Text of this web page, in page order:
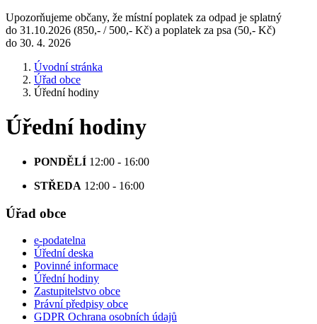
Upozorňujeme občany, že místní poplatek za odpad je splatný
do 31.10.2026 (850,- / 500,- Kč) a poplatek za psa (50,- Kč)
do 30. 4. 2026
Úvodní stránka
Úřad obce
Úřední hodiny
Úřední hodiny
PONDĚLÍ 12:00 - 16:00
STŘEDA 12:00 - 16:00
Úřad obce
e-podatelna
Úřední deska
Povinné informace
Úřední hodiny
Zastupitelstvo obce
Právní předpisy obce
GDPR Ochrana osobních údajů